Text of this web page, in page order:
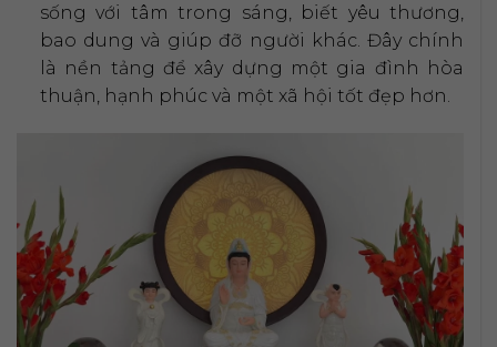
sống với tâm trong sáng, biết yêu thương,
bao dung và giúp đỡ người khác. Đây chính
là nền tảng để xây dựng một gia đình hòa
thuận, hạnh phúc và một xã hội tốt đẹp hơn.